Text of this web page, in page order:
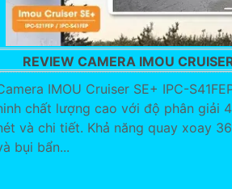
REVIEW CAMERA IMOU
IMOU Cruiser SE+ IPC-
chất lượng cao với độ phân giải
và chi tiết. Khả năng quay xoay
bụi bẩn...